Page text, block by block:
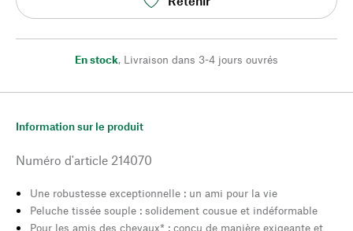
En stock, Livraison dans 3-4 jours ouvrés
Information sur le produit
Numéro d'article 214070
Une robustesse exceptionnelle : un ami pour la vie
Peluche tissée souple : solidement cousue et indéformable
Pour les amis des chevaux* : conçu de manière exigeante et